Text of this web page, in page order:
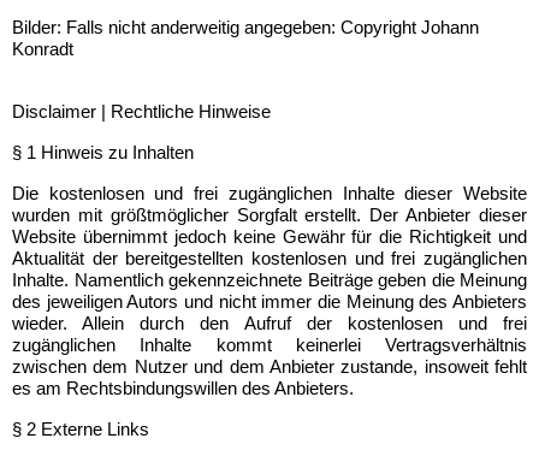
Bilder: Falls nicht anderweitig angegeben: Copyright Johann
Konradt
Disclaimer | Rechtliche Hinweise
§ 1 Hinweis zu Inhalten
Die kostenlosen und frei zugänglichen Inhalte dieser Website
wurden mit größtmöglicher Sorgfalt erstellt. Der Anbieter dieser
Website übernimmt jedoch keine Gewähr für die Richtigkeit und
Aktualität der bereitgestellten kostenlosen und frei zugänglichen
Inhalte. Namentlich gekennzeichnete Beiträge geben die Meinung
des jeweiligen Autors und nicht immer die Meinung des Anbieters
wieder. Allein durch den Aufruf der kostenlosen und frei
zugänglichen Inhalte kommt keinerlei Vertragsverhältnis
zwischen dem Nutzer und dem Anbieter zustande, insoweit fehlt
es am Rechtsbindungswillen des Anbieters.
§ 2 Externe Links